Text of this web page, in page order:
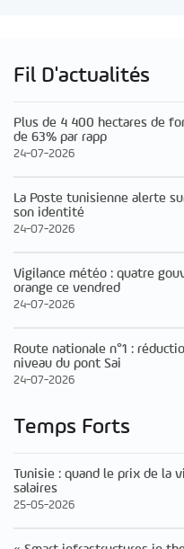
Fil D'actualités
Plus de 4 400 hectares de
de 63% par rapp
24-07-2026
La Poste tunisienne alerte
son identité
24-07-2026
Vigilance météo : quatre
orange ce vendred
24-07-2026
Route nationale n°1 :
niveau du pont Sai
24-07-2026
Temps Forts
Tunisie : quand le prix de la
salaires
25-05-2026